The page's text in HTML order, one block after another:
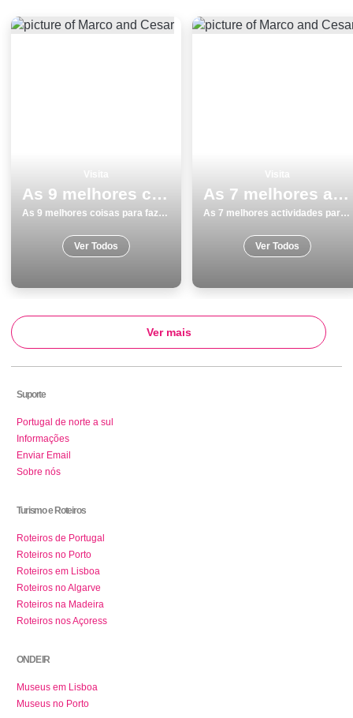
As 9 melhores coisas para fazer e visitar em Coimbra
As 9 melhores coisas para fazer e visitar em Coimbra
Ver Todos
As 7 melhores actividades para fazer e visitar em Caldas da Rainha
As 7 melhores actividades para fazer e visitar em Caldas da Rainha
Ver Todos
Ver mais
Suporte
Portugal de norte a sul
Informações
Enviar Email
Sobre nós
Turismo e Roteiros
Roteiros de Portugal
Roteiros no Porto
Roteiros em Lisboa
Roteiros no Algarve
Roteiros na Madeira
Roteiros nos Açoress
ONDE IR
Museus em Lisboa
Museus no Porto